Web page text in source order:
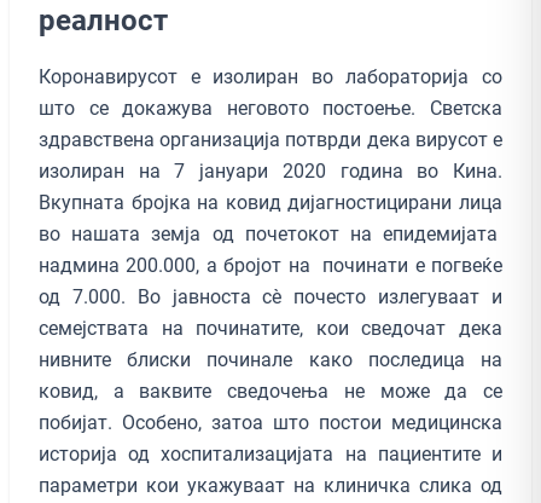
реалност
Коронавирусот е изолиран во лабораторија со
што се докажува неговото постоење. Светска
здравствена организација потврди дека вирусот е
изолиран на 7 јануари 2020 година во Кина.
Вкупната бројка на ковид дијагностицирани лица
во нашата земја од почетокот на епидемијата
надмина 200.000, а бројот на починати е погвеќе
од 7.000. Во јавноста сè почесто излегуваат и
семејствата на починатите, кои сведочат дека
нивните блиски починале како последица на
ковид, а ваквите сведочења не може да се
побијат. Особено, затоа што постои медицинска
историја од хоспитализацијата на пациентите и
параметри кои укажуваат на клиничка слика од